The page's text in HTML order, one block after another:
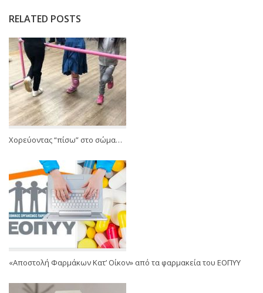
RELATED POSTS
Χορεύοντας “πίσω” στο σώμα…
«Αποστολή Φαρμάκων Κατ’ Οίκον» από τα φαρμακεία του ΕΟΠΥΥ